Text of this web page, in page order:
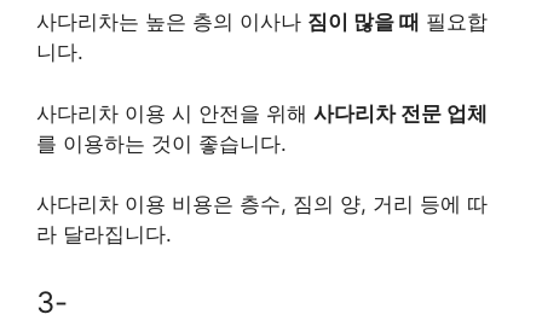
사다리차는 높은 층의 이사나 짐이 많을 때 필요합
니다.
사다리차 이용 시 안전을 위해 사다리차 전문 업체
를 이용하는 것이 좋습니다.
사다리차 이용 비용은 층수, 짐의 양, 거리 등에 따
라 달라집니다.
3-